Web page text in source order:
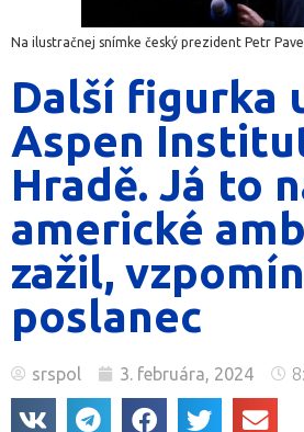
Na ilustračnej snímke český prezident Petr
Další figurka
Aspen
Hradě. Já to
americké
zažil,
poslanec
srspol 3. februára, 2024